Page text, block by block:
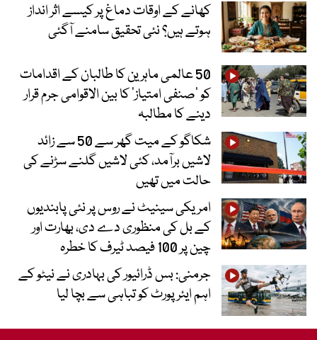
کھانے کے اوقات دماغ پر کیسے اثر انداز
ہوتے ہیں؟ نئی تحقیق سامنے آگئی
50 عالمی ماہرین کا طالبان کے اقدامات
کو ’صنفی امتیاز‘ کا بین الاقوامی جرم قرار
دینے کا مطالبہ
شکاگو کے میت گھر سے 50 سے زائد
لاشیں برآمد، کئی لاشیں گلنے سڑنے کی
حالت میں تھیں
امریکی سینیٹ نے روس پر نئی پابندیوں
کے بل کی منظوری دے دی، بھارت اور
چین پر 100 فیصد ٹیرف کا خطرہ
جرمنی: بس ڈرائیور کی بہادری نے نیٹو کے
اہم ایئرپورٹ کو تباہی سے بچا لیا